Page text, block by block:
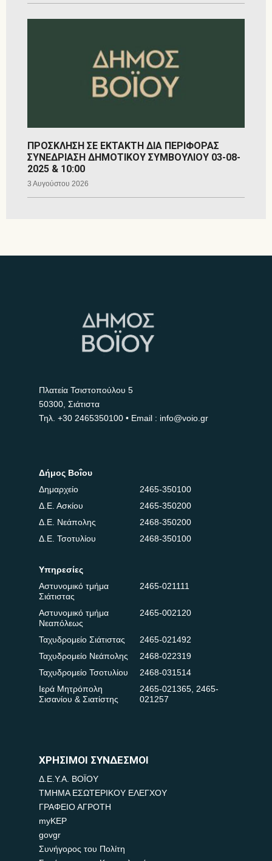
ΠΡΟΣΚΛΗΣΗ ΣΕ ΕΚΤΑΚΤΗ ΔΙΑ ΠΕΡΙΦΟΡΑΣ
ΣΥΝΕΔΡΙΑΣΗ ΔΗΜΟΤΙΚΟΥ ΣΥΜΒΟΥΛΙΟΥ 03-08-
2025 & 10:00
3 Αυγούστου 2026
Πλατεία Τσιστοπούλου 5
50300, Σιάτιστα
Τηλ. +30 2465350100 • Email : info@voio.gr
Δήμος Βοΐου
Δημαρχείο
2465-350100
Δ.Ε. Ασκίου
2465-350200
Δ.Ε. Νεάπολης
2468-350200
Δ.Ε. Τσοτυλίου
2468-350100
Υπηρεσίες
Αστυνομικό τμήμα
Σιάτιστας
2465-021111
Αστυνομικό τμήμα
Νεαπόλεως
2465-002120
Ταχυδρομείο Σιάτιστας
2465-021492
Ταχυδρομείο Νεάπολης
2468-022319
Ταχυδρομείο Τσοτυλίου
2468-031514
Ιερά Μητρόπολη
Σισανίου & Σιατίστης
2465-021365, 2465-
021257
ΧΡΗΣΙΜΟΙ ΣΥΝΔΕΣΜΟΙ
Δ.Ε.Υ.Α. ΒΟΪΟΥ
ΤΜΗΜΑ ΕΣΩΤΕΡΙΚΟΥ ΕΛΕΓΧΟΥ
ΓΡΑΦΕΙΟ ΑΓΡΟΤΗ
myKEP
govgr
Συνήγορος του Πολίτη